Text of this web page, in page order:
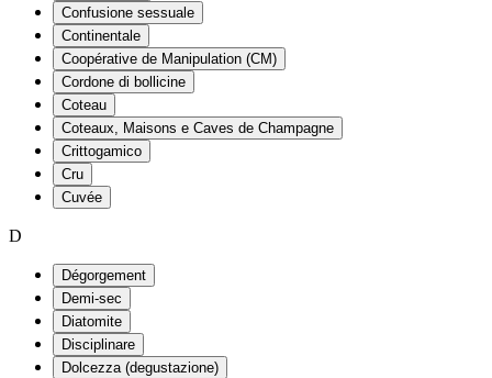
Confusione sessuale
Continentale
Coopérative de Manipulation (CM)
Cordone di bollicine
Coteau
Coteaux, Maisons e Caves de Champagne
Crittogamico
Cru
Cuvée
D
Dégorgement
Demi-sec
Diatomite
Disciplinare
Dolcezza (degustazione)